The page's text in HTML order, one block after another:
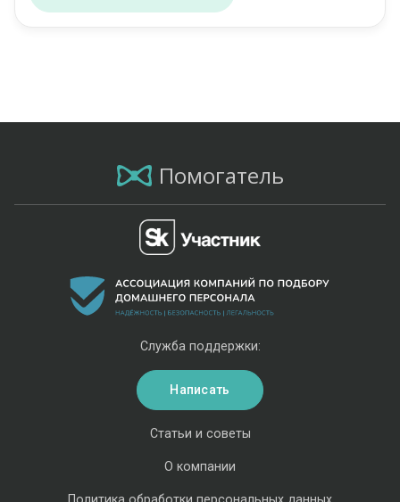
Помогатель
Статьи и советы
О компании
Служба поддержки:
Написать